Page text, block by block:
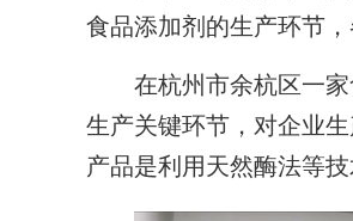
食品添加剂的生产环节
在杭州市余杭区一家
生产关键环节，对企业
产品是利用天然酶法等